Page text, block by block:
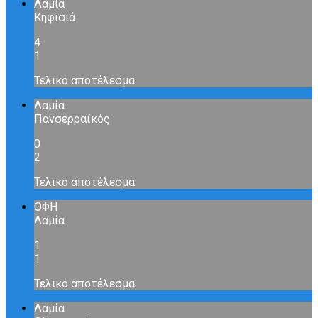
Λαμία
Κηφισιά
4
1
Τελικό αποτέλεσμα
Λαμία
Πανσερραϊκός
0
2
Τελικό αποτέλεσμα
ΟΦΗ
Λαμία
1
1
Τελικό αποτέλεσμα
Λαμία